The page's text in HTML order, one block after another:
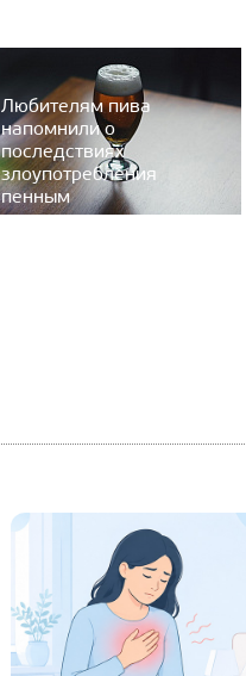
Любителям пива
напомнили о
последствиях
злоупотребления
пенным